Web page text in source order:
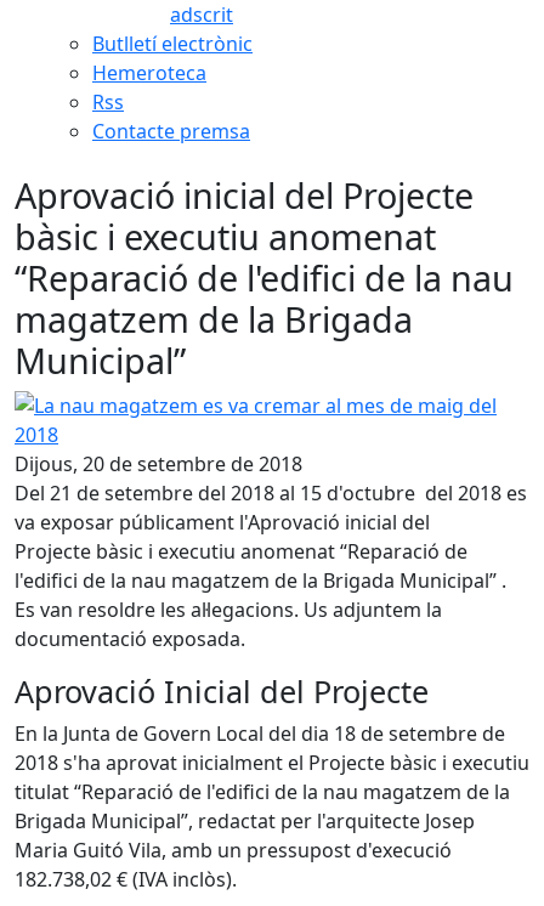
adscrit
Butlletí electrònic
Hemeroteca
Rss
Contacte premsa
Aprovació inicial del Projecte
bàsic i executiu anomenat
“Reparació de l'edifici de la nau
magatzem de la Brigada
Municipal”
La nau magatzem es va cremar al mes de maig del 2018
Dijous, 20 de setembre de 2018
Del 21 de setembre del 2018 al 15 d'octubre del 2018 es
va exposar públicament l'Aprovació inicial del
Projecte bàsic i executiu anomenat “Reparació de
l'edifici de la nau magatzem de la Brigada Municipal” .
Es van resoldre les al·legacions. Us adjuntem la
documentació exposada.
Aprovació Inicial del Projecte
En la Junta de Govern Local del dia 18 de setembre de
2018 s'ha aprovat inicialment el Projecte bàsic i executiu
titulat “Reparació de l'edifici de la nau magatzem de la
Brigada Municipal”, redactat per l'arquitecte Josep
Maria Guitó Vila, amb un pressupost d'execució
182.738,02 € (IVA inclòs).